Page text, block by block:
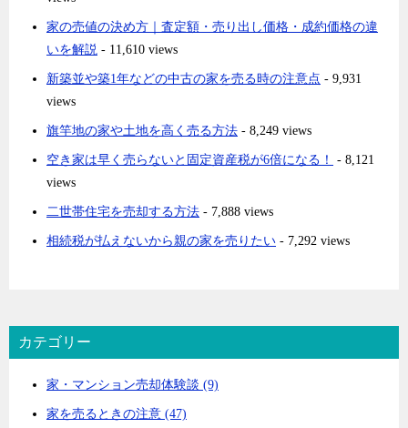
家の売値の決め方｜査定額・売り出し価格・成約価格の違
いを解説 - 11,610 views
新築並や築1年などの中古の家を売る時の注意点 - 9,931
views
旗竿地の家や土地を高く売る方法 - 8,249 views
空き家は早く売らないと固定資産税が6倍になる！
- 8,121
views
二世帯住宅を売却する方法 - 7,888 views
相続税が払えないから親の家を売りたい - 7,292 views
カテゴリー
家・マンション売却体験談 (9)
家を売るときの注意 (47)